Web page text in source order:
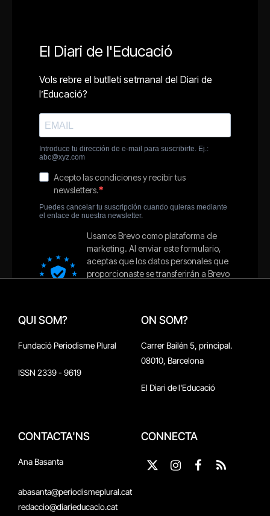
QUI SOM?
Fundació Periodisme Plural
ISSN 2339 - 9619
ON SOM?
Carrer Bailén 5, principal.
08010, Barcelona
El Diari de l'Educació
CONTACTA'NS
Ana Basanta
abasanta@periodismeplural.cat
redaccio@diarieducacio.cat
CONNECTA
X
Instagram
Facebook
RSS